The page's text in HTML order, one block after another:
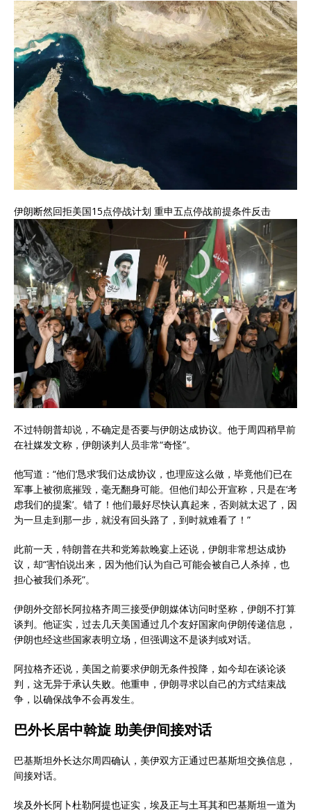
伊朗断然回拒美国15点停战计划 重申五点停战前提条件反击
不过特朗普却说，不确定是否要与伊朗达成协议。他于周四稍早前
在社媒发文称，伊朗谈判人员非常“奇怪”。
他写道：“他们‘恳求’我们达成协议，也理应这么做，毕竟他们已在
军事上被彻底摧毁，毫无翻身可能。但他们却公开宣称，只是在‘考
虑我们的提案’。错了！他们最好尽快认真起来，否则就太迟了，因
为一旦走到那一步，就没有回头路了，到时就难看了！”
此前一天，特朗普在共和党筹款晚宴上还说，伊朗非常想达成协
议，却“害怕说出来，因为他们认为自己可能会被自己人杀掉，也
担心被我们杀死”。
伊朗外交部长阿拉格齐周三接受伊朗媒体访问时坚称，伊朗不打算
谈判。他证实，过去几天美国通过几个友好国家向伊朗传递信息，
伊朗也经这些国家表明立场，但强调这不是谈判或对话。
阿拉格齐还说，美国之前要求伊朗无条件投降，如今却在谈论谈
判，这无异于承认失败。他重申，伊朗寻求以自己的方式结束战
争，以确保战争不会再发生。
巴外长居中斡旋 助美伊间接对话
巴基斯坦外长达尔周四确认，美伊双方正通过巴基斯坦交换信息，
间接对话。
埃及外长阿卜杜勒阿提也证实，埃及正与土耳其和巴基斯坦一道为